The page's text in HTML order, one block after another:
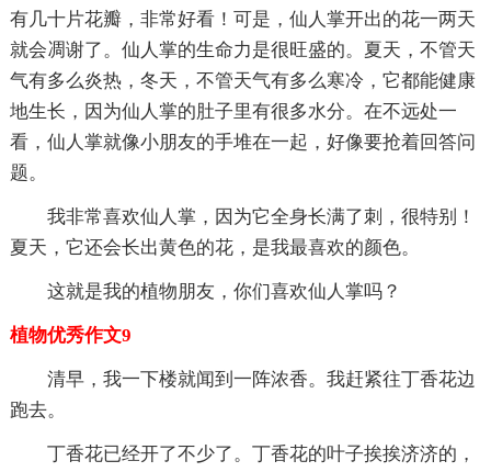
有几十片花瓣，非常好看！可是，仙人掌开出的花一两天
就会凋谢了。仙人掌的生命力是很旺盛的。夏天，不管天
气有多么炎热，冬天，不管天气有多么寒冷，它都能健康
地生长，因为仙人掌的肚子里有很多水分。在不远处一
看，仙人掌就像小朋友的手堆在一起，好像要抢着回答问
题。
我非常喜欢仙人掌，因为它全身长满了刺，很特别！
夏天，它还会长出黄色的花，是我最喜欢的颜色。
这就是我的植物朋友，你们喜欢仙人掌吗？
植物优秀作文9
清早，我一下楼就闻到一阵浓香。我赶紧往丁香花边
跑去。
丁香花已经开了不少了。丁香花的叶子挨挨济济的，